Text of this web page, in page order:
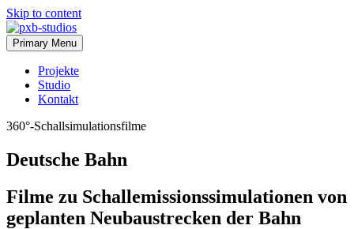
Skip to content
Primary Menu
Projekte
Studio
Kontakt
360°-Schallsimulationsfilme
Deutsche Bahn
Filme zu Schallemissionssimulationen von
geplanten Neubaustrecken der Bahn